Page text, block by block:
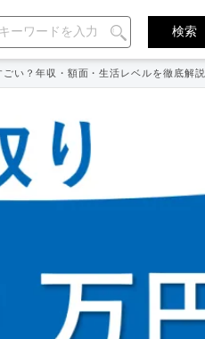
い？年収・額面・生活レベルを徹底解説